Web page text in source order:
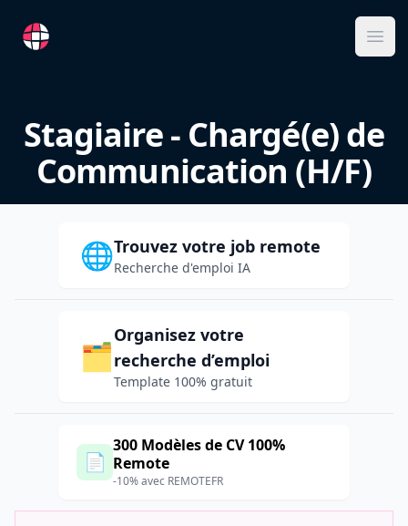
RemoteFR
Stagiaire - Chargé(e) de
Communication (H/F)
🌐Trouvez votre job remote
Recherche d'emploi IA
🗂️
Organisez votre
recherche d’emploi
Template 100% gratuit
📄
300 Modèles de CV 100%
Remote
-10% avec REMOTEFR